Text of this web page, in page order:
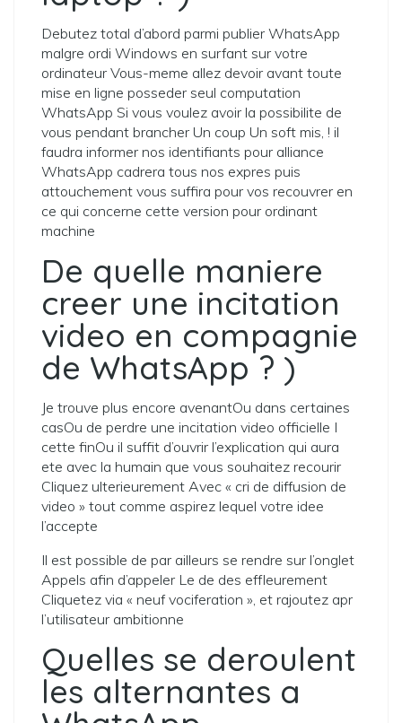
Debutez total d’abord parmi publier WhatsApp
malgre ordi Windows en surfant sur votre
ordinateur Vous-meme allez devoir avant toute
mise en ligne posseder seul computation
WhatsApp Si vous voulez avoir la possibilite de
vous pendant brancher Un coup Un soft mis, ! il
faudra informer nos identifiants pour alliance
WhatsApp cadrera tous nos expres puis
attouchement vous suffira pour vos recouvrer en
ce qui concerne cette version pour ordinant
machine
De quelle maniere
creer une incitation
video en compagnie
de WhatsApp ? )
Je trouve plus encore avenantOu dans certaines
casOu de perdre une incitation video officielle I
cette finOu il suffit d’ouvrir l’explication qui aura
ete avec la humain que vous souhaitez recourir
Cliquez ulterieurement Avec « cri de diffusion de
video » tout comme aspirez lequel votre idee
l’accepte
Il est possible de par ailleurs se rendre sur l’onglet
Appels afin d’appeler Le de des effleurement
Cliquetez via « neuf vociferation », et rajoutez apr
l’utilisateur ambitionne
Quelles se deroulent
les alternantes a